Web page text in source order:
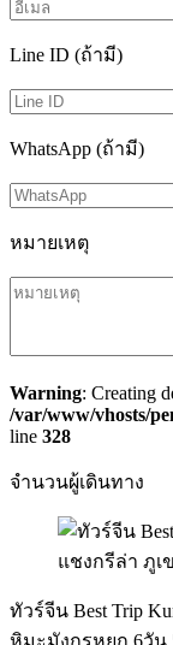
Line ID (ถ้ามี)
WhatsApp (ถ้ามี)
หมายเหตุ
Warning: Creating
/var/www/vhosts/
line 328
จำนวนผู้เดินทาง
ทัวร์จีน Best Trip
หิมะมังกรหยก 6วัน